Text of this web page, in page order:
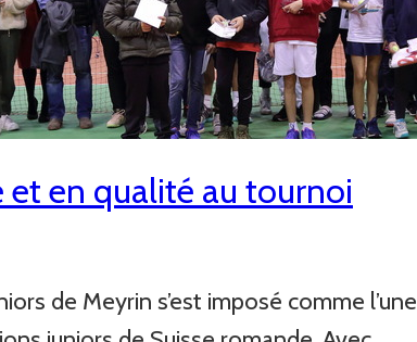
et en qualité au tournoi
de Meyrin s’est imposé comme l’une